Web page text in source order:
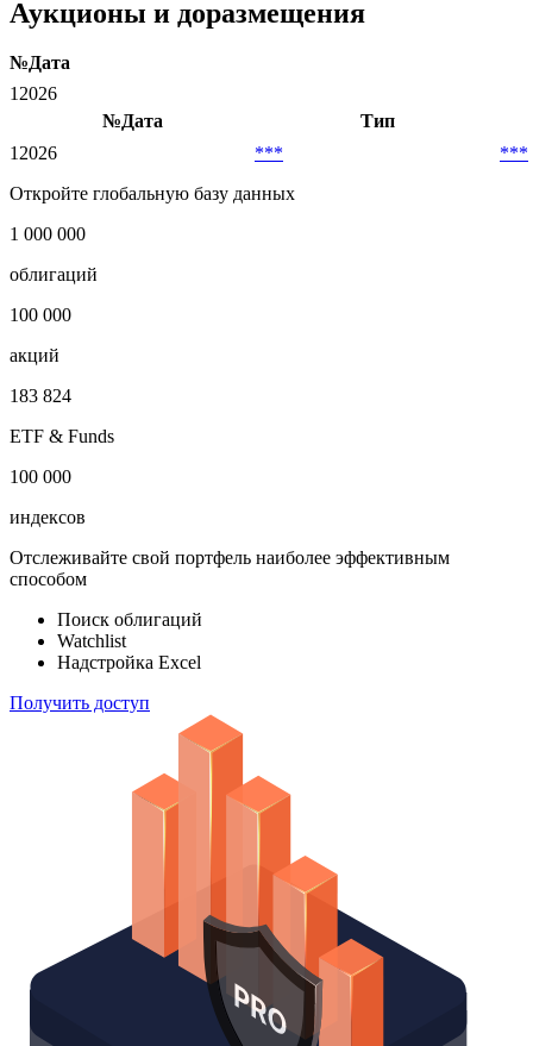
Аукционы и доразмещения
№Дата
12026
№Дата
Тип
12026 ***
***
Откройте глобальную базу данных
1 000 000
облигаций
100 000
акций
183 824
ETF & Funds
100 000
индексов
Отслеживайте свой портфель наиболее эффективным
способом
Поиск облигаций
Watchlist
Надстройка Excel
Получить доступ